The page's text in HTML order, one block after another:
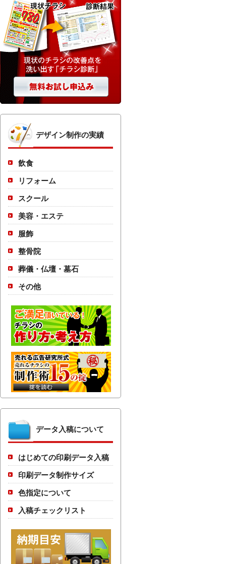
デザイン制作の実績
飲食
リフォーム
スクール
美容・エステ
服飾
整骨院
葬儀・仏壇・墓石
その他
データ入稿について
はじめての印刷データ入稿
印刷データ制作サイズ
色指定について
入稿チェックリスト